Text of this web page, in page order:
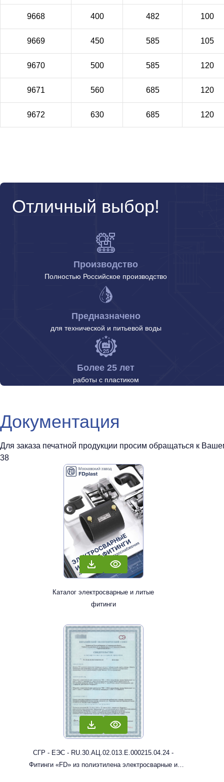
9668 400 482 100
9669 450 585 105
9670 500 585 120
9671 560 685 120
9672 630 685 120
Отличный выбор!
Производство
Полностью Российское производство
Предназначено
для технической и питьевой воды
Более 25 лет
работы с пластиком
Документация
Для заказа печатной продукции просим обращаться к
38
Каталог электросварные и литые
фитинги
СГР - ЕЭС - RU.30.АЦ.02.013.Е.000215.04.24 -
Фитинги «FD» из полиэтилена электросварные и